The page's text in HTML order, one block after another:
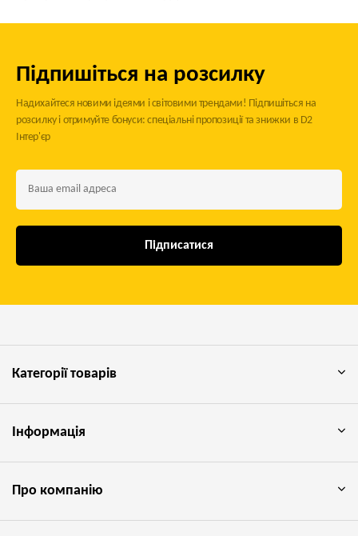
Підпишіться на розсилку
Надихайтеся новими ідеями і світовими трендами! Підпишіться на
розсилку і отримуйте бонуси: спеціальні пропозиції та знижки в D2
Інтер'єр
Підписатися
Категорії товарів
Інформація
Про компанію